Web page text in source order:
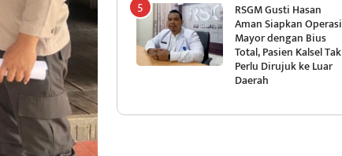
RSGM Gusti Hasan
Aman Siapkan Operasi
Mayor dengan Bius
Total, Pasien Kalsel Tak
Perlu Dirujuk ke Luar
Daerah